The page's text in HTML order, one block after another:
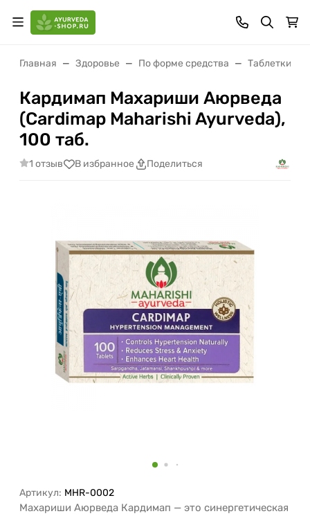
Главная Здоровье По форме средства Таблетки
Кардимап Махариши Аюрведа
(Cardimap Maharishi Ayurveda),
100 таб.
1 отзыв В избранное Поделиться
Артикул: MHR-0002
Махариши Аюрведа Кардимап — это синергетическая